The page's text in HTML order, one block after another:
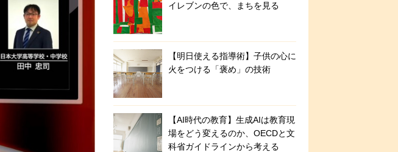
イレブンの色で、まちを見る
【明日使える指導術】子供の心に
火をつける「褒め」の技術
【AI時代の教育】生成AIは教育現
場をどう変えるのか、OECDと文
科省ガイドラインから考える